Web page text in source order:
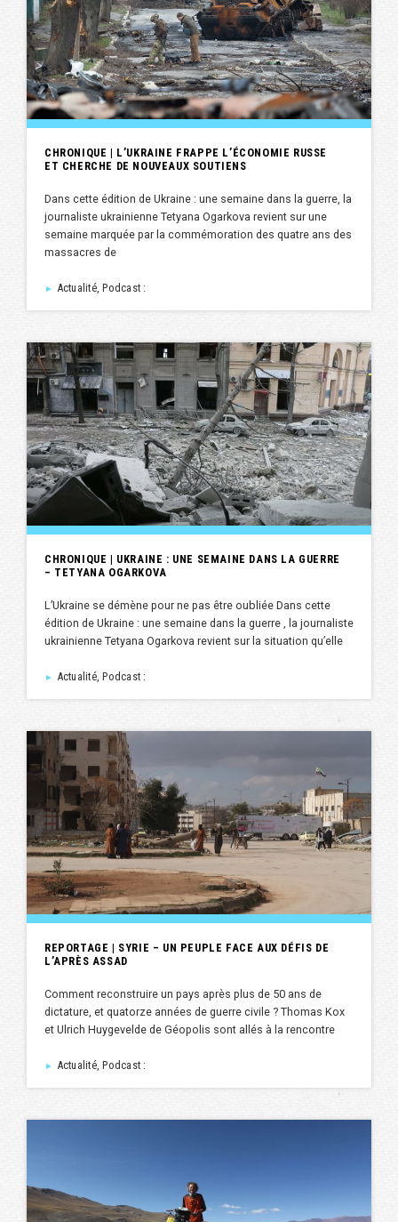
CHRONIQUE | L’UKRAINE FRAPPE L’ÉCONOMIE RUSSE
ET CHERCHE DE NOUVEAUX SOUTIENS
Dans cette édition de Ukraine : une semaine dans la guerre, la
journaliste ukrainienne Tetyana Ogarkova revient sur une
semaine marquée par la commémoration des quatre ans des
massacres de
► Actualité, Podcast :
CHRONIQUE | UKRAINE : UNE SEMAINE DANS LA GUERRE
– TETYANA OGARKOVA
L’Ukraine se démène pour ne pas être oubliée Dans cette
édition de Ukraine : une semaine dans la guerre , la journaliste
ukrainienne Tetyana Ogarkova revient sur la situation qu’elle
► Actualité, Podcast :
REPORTAGE | SYRIE – UN PEUPLE FACE AUX DÉFIS DE
L’APRÈS ASSAD
Comment reconstruire un pays après plus de 50 ans de
dictature, et quatorze années de guerre civile ? Thomas Kox
et Ulrich Huygevelde de Géopolis sont allés à la rencontre
► Actualité, Podcast :